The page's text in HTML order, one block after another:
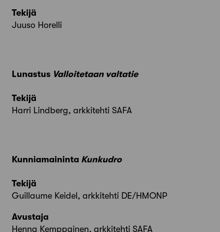
Tekijä
Juuso Horelli
Lunastus Valloitetaan valtatie
Tekijä
Harri Lindberg, arkkitehti SAFA
Kunniamaininta Kunkudro
Tekijä
Guillaume Keidel, arkkitehti DE/HMONP
Avustaja
Henna Kemppainen, arkkitehti SAFA